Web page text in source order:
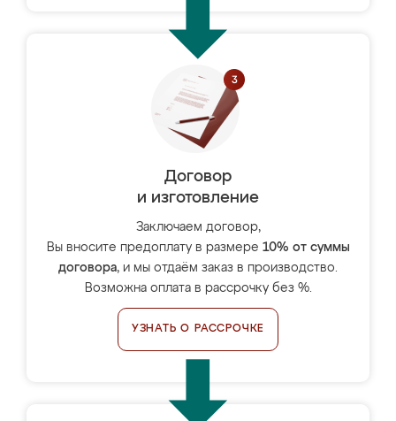
Договор
и изготовление
Заключаем договор,
Вы вносите предоплату в размере 10% от суммы
договора, и мы отдаём заказ в производство.
Возможна оплата в рассрочку без %.
УЗНАТЬ О РАССРОЧКЕ